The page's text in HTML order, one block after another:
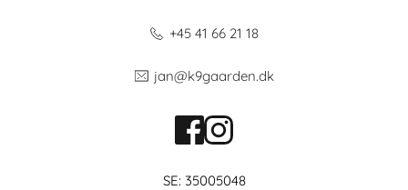
+45 41 66 21 18
jan@k9gaarden.dk
SE: 35005048